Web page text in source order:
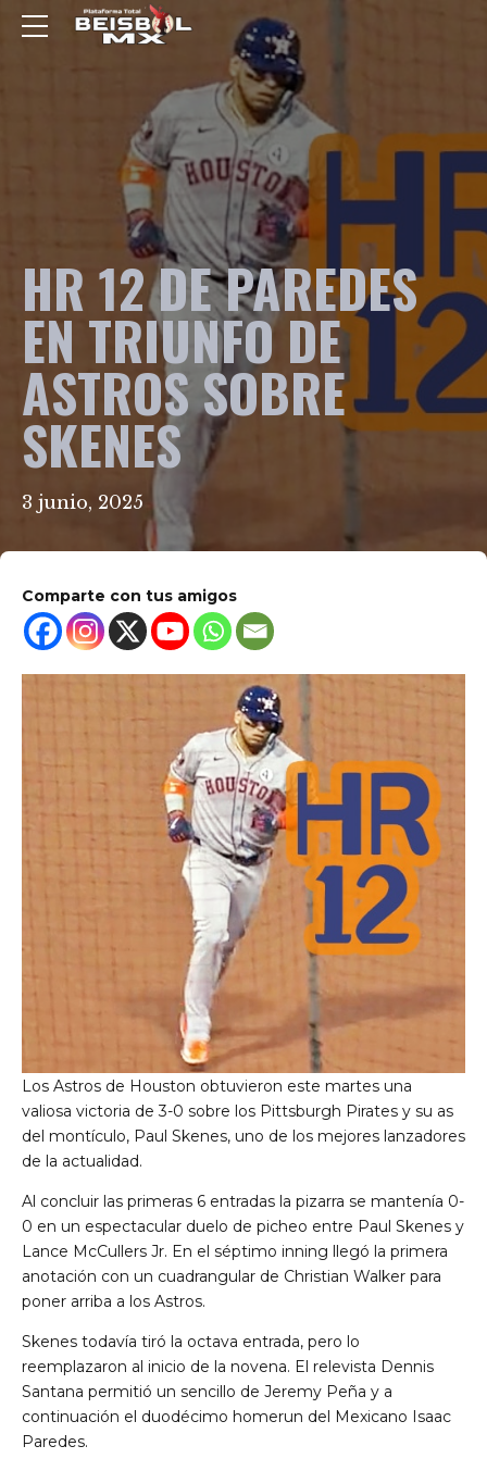
HR 12 DE PAREDES
EN TRIUNFO DE
ASTROS SOBRE
SKENES
3 junio, 2025
Comparte con tus amigos
Los Astros de Houston obtuvieron este martes una
valiosa victoria de 3-0 sobre los Pittsburgh Pirates y su as
del montículo, Paul Skenes, uno de los mejores lanzadores
de la actualidad.
Al concluir las primeras 6 entradas la pizarra se mantenía 0-
0 en un espectacular duelo de picheo entre Paul Skenes y
Lance McCullers Jr. En el séptimo inning llegó la primera
anotación con un cuadrangular de Christian Walker para
poner arriba a los Astros.
Skenes todavía tiró la octava entrada, pero lo
reemplazaron al inicio de la novena. El relevista Dennis
Santana permitió un sencillo de Jeremy Peña y a
continuación el duodécimo homerun del Mexicano Isaac
Paredes.